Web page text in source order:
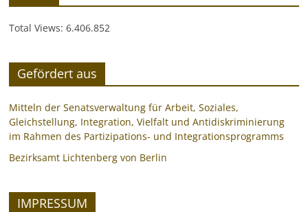
Total Views:6.406.852
Gefördert aus
Mitteln der Senatsverwaltung für Arbeit, Soziales,
Gleichstellung, Integration, Vielfalt und Antidiskriminierung
im Rahmen des Partizipations- und Integrationsprogramms
Bezirksamt Lichtenberg von Berlin
IMPRESSUM